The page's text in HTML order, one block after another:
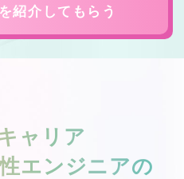
紹介してもらう
ャリア
エンジニアの